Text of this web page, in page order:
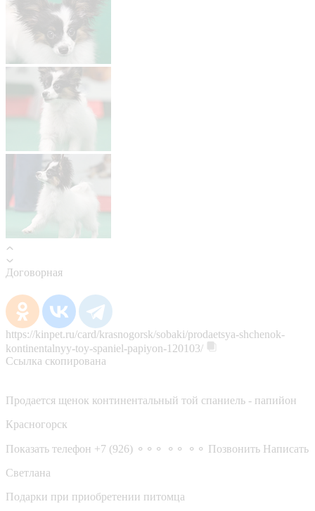
Договорная
https://kinpet.ru/card/krasnogorsk/sobaki/prodaetsya-shchenok-
kontinentalnyy-toy-spaniel-papiyon-120103/
Ссылка скопирована
Продается щенок континентальный той спаниель - папийон
Красногорск
Показать телефон +7 (926) ⚬⚬⚬ ⚬⚬ ⚬⚬ Позвонить Написать
Светлана
Подарки при приобретении питомца